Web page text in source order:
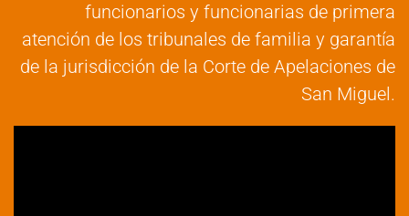
funcionarios y funcionarias de primera
atención de los tribunales de familia y garantía
de la jurisdicción de la Corte de Apelaciones de
San Miguel.